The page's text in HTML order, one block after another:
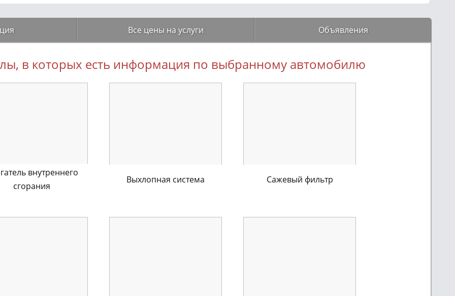
Все цены на услуги Объявления
в которых есть информация по выбранному автомобилю
внутреннего
сгорания
Выхлопная система Сажевый фильтр